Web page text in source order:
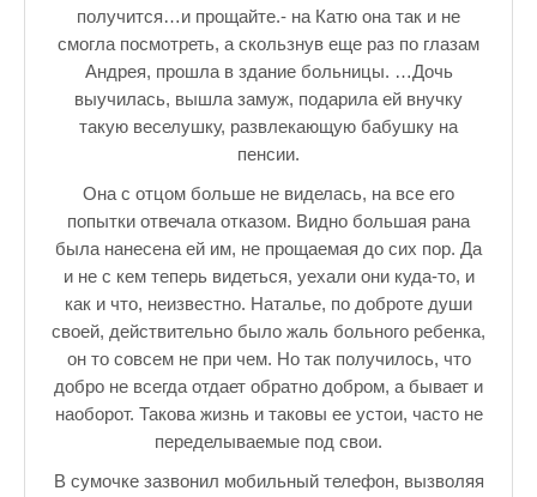
получится…и прощайте.- на Катю она так и не
смогла посмотреть, а скользнув еще раз по глазам
Андрея, прошла в здание больницы. …Дочь
выучилась, вышла замуж, подарила ей внучку
такую веселушку, развлекающую бабушку на
пенсии.
Она с отцом больше не виделась, на все его
попытки отвечала отказом. Видно большая рана
была нанесена ей им, не прощаемая до сих пор. Да
и не с кем теперь видеться, уехали они куда-то, и
как и что, неизвестно. Наталье, по доброте души
своей, действительно было жаль больного ребенка,
он то совсем не при чем. Но так получилось, что
добро не всегда отдает обратно добром, а бывает и
наоборот. Такова жизнь и таковы ее устои, часто не
переделываемые под свои.
В сумочке зазвонил мобильный телефон, вызволяя